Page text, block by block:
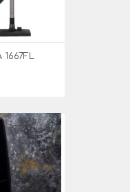
1667FL